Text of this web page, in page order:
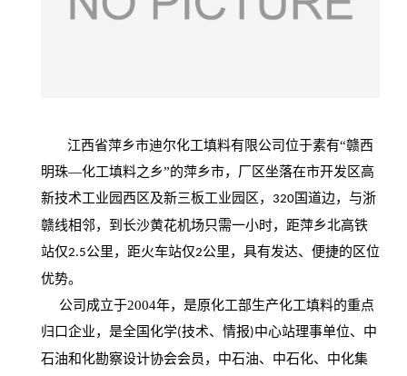
江西省萍乡市迪尔化工填料有限公司位于素有“赣西
明珠—化工填料之乡”的萍乡市，厂区坐落在市开发区高
新技术工业园西区及新三板工业园区， 320 国道边，与浙
赣线相邻，到长沙黄花机场只需一小时，距萍乡北高铁
站仅2.5公里，距火车站仅2公里，具有发达、便捷的区位
优势。
公司成立于2004年，是原化工部生产化工填料的重点
归口企业，是全国化学(技术、情报)中心站理事单位、中
石油和化勘察设计协会会员，中石油、中石化、中化集